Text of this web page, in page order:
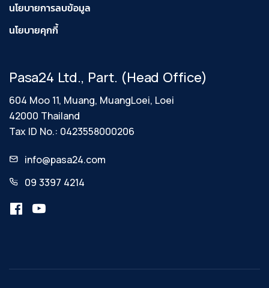
นโยบายการลบข้อมูล
นโยบายคุกกี้
Pasa24 Ltd., Part. (Head Office)
604 Moo 11, Muang, MuangLoei, Loei
42000 Thailand
Tax ID No.: 0423558000206
info@pasa24.com
09 3397 4214